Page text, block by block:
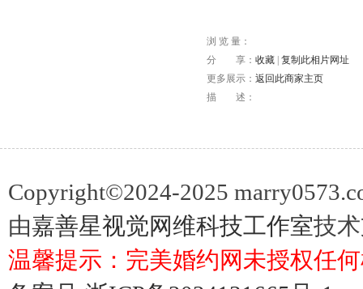
浏 览 量：
分 享： 收藏 复制此相片网址
更多展示： 返回此商家主页
描 述：
Copyright©2024-2025
由嘉善星视觉网维科技工作室技
温馨提示：完美婚约网未授权任